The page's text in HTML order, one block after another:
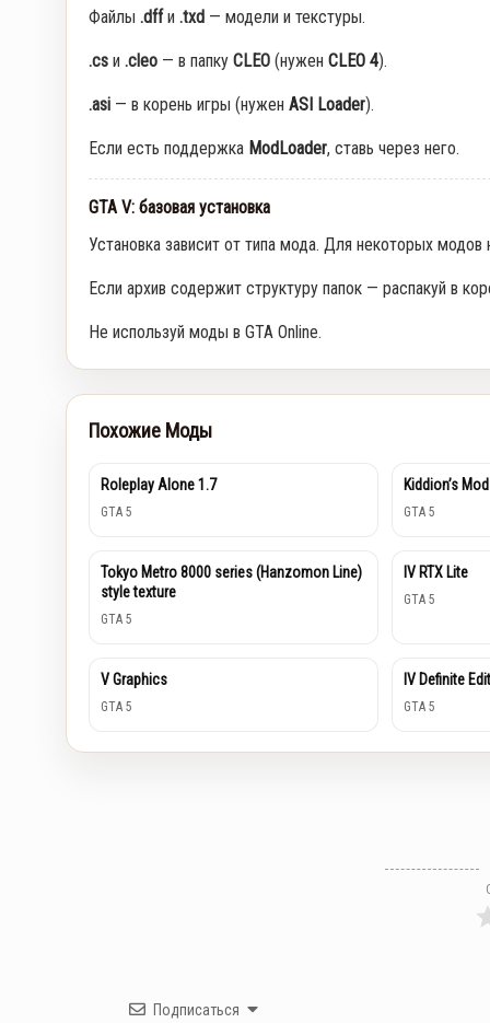
Файлы .dffи .txd — модели и текстуры.
.cs и .cleo — в папку CLEO (нужен CLEO 4).
.asi — в корень игры (нужен ASI Loader).
Если есть поддержка ModLoader, ставь через него.
GTA V: базовая установка
Установка зависит от типа мода. Для некоторых
Если архив содержит структуру папок — распакуй в
Не используй моды в GTA Online.
Похожие Моды
Roleplay Alone 1.7
GTA 5
Kiddion’s Mod
GTA 5
Tokyo Metro 8000 series (Hanzomon Line)
style texture
GTA 5
IV RTX Lite
GTA 5
V Graphics
GTA 5
IV Definite
GTA 5
Подписаться